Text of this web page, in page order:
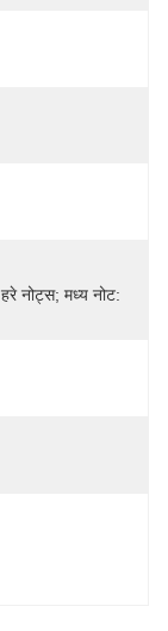
नोट्स; मध्य नोट: